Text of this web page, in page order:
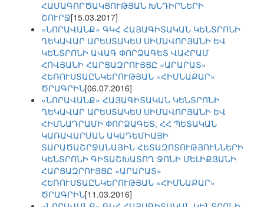
ՀԱՄԱԳՈՐԾԱԿՑՈՒԹՅԱՆ ԽՆԴԻՐՆԵՐԻ
ՇՈՒՐՋ[15.03.2017]
«ՆՈՐԱՎԱՆՔ» ԳԿՀ ՀԱՅԱԳԻՏԱԿԱՆ ԿԵՆՏՐՈՆԻ
ՂԵԿԱՎԱՐ ԱՐԵՍՏԱԿԵՍ ՍԻՄԱՎՈՐՅԱՆԻ ԵՎ
ԿԵՆՏՐՈՆԻ ԱՎԱԳ ՓՈՐՁԱԳԵՏ ՎԱՀՐԱՄ
ՀՈՎՅԱՆԻ ՀԱՐՑԱԶՐՈՒՅՑԸ «ԱՐԱՐԱՏ»
ՀԵՌՈՒՍՏԱԸՆԿԵՐՈՒԹՅԱՆ «ՀԻՄՆԱՔԱՐ»
ԾՐԱԳՐԻՆ[06.07.2016]
«ՆՈՐԱՎԱՆՔ» ՀԱՅԱԳԻՏԱԿԱՆ ԿԵՆՏՐՈՆԻ
ՂԵԿԱՎԱՐ ԱՐԵՍՏԱԿԵՍ ՍԻՄԱՎՈՐՅԱՆԻ ԵՎ
ՀԻՄՆԱԴՐԱՄԻ ՓՈՐՁԱԳԵՏ, ՀՀ ՊԵՏԱԿԱՆ
ԿԱՌԱՎԱՐՄԱՆ ԱԿԱԴԵՄԻԱՅԻ
ՏԱՐԱԾԱՇՐՋԱՆԱՅԻՆ ՀԵՏԱԶՈՏՈՒԹՅՈՒՆՆԵՐԻ
ԿԵՆՏՐՈՆԻ ԳԻՏԱՇԽԱՏՈՂ ՋՈՆԻ ՄԵԼԻՔՅԱՆԻ
ՀԱՐՑԱԶՐՈՒՅՑԸ «ԱՐԱՐԱՏ»
ՀԵՌՈՒՍՏԱԸՆԿԵՐՈՒԹՅԱՆ «ՀԻՄՆԱՔԱՐ»
ԾՐԱԳՐԻՆ[11.03.2016]